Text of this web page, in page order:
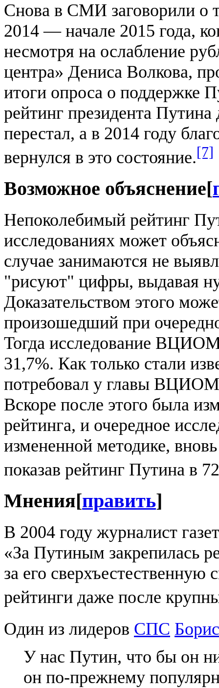
Снова в СМИ заговорили о
2014 — начале 2015 года,
несмотря на ослабление
центра» Дениса Волкова,
итоги опроса о поддержке
рейтинг президента
перестал, а в 2014 году
вернулся в это состояние.[7]
Возможное объяснение[
Непоколебимый рейтинг
исследованиях может
случае занимаются не
"рисуют" цифры, выдавая
Доказательством этого
произошедший при
Тогда исследование
31,7%. Как только стали
потребовал у главы
Вскоре после этого была
рейтинга, и очередное
измененной методике,
показав рейтинг Путина в
Мнения[править]
В 2004 году журналист
«За Путиным закрепилась
за его сверхъестественную
рейтинги даже после
Один из лидеров СПС
У нас Путин, что бы он
он по-прежнему